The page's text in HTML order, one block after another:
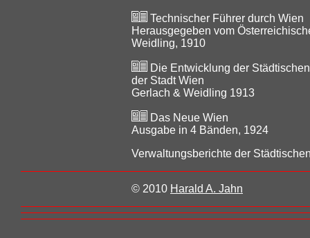
Technischer Führer durch Wien
Herausgegeben vom
Weidling, 1910
Die Entwicklung der
der Stadt Wien
Gerlach & Weidling 1913
Das Neue Wien
Ausgabe in 4 Bänden, 1924
Verwaltungsberichte der
© 2010 Harald A. Jahn